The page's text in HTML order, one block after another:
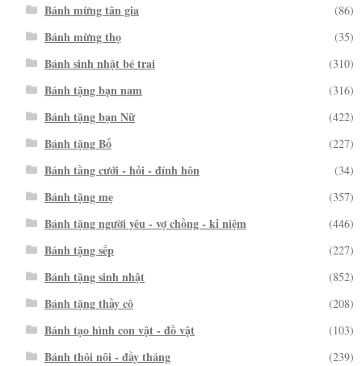
Bánh mừng tân gia (86)
Bánh mừng thọ (35)
Bánh sinh nhật bé trai (310)
Bánh tặng bạn nam (316)
Bánh tặng bạn Nữ (422)
Bánh tặng Bố (227)
Bánh tầng cưới - hỏi - đính hôn (34)
Bánh tặng mẹ (357)
Bánh tặng người yêu - vợ chồng - kỉ niệm (446)
Bánh tặng sếp (227)
Bánh tặng sinh nhật (852)
Bánh tặng thầy cô (208)
Bánh tạo hình con vật - đồ vật (103)
Bánh thôi nôi - đầy tháng (239)